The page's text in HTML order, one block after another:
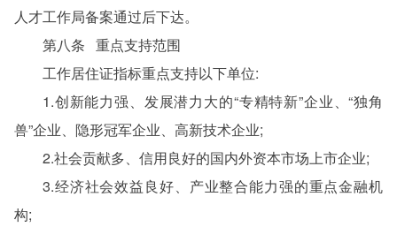
人才工作局备案通过后下达。
第八条 重点支持范围
工作居住证指标重点支持以下单位:
1.创新能力强、发展潜力大的“专精特新”企业、“独角
兽”企业、隐形冠军企业、高新技术企业;
2.社会贡献多、信用良好的国内外资本市场上市企业;
3.经济社会效益良好、产业整合能力强的重点金融机
构;